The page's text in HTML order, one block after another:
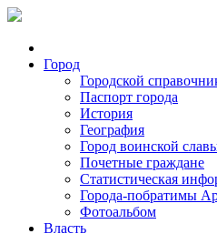
Город
Городской
Паспорт города
История
География
Город воинской
Почетные граждане
Статистическая
Города-побратимы
Фотоальбом
Власть